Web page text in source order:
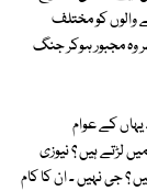
والوں کو مختلف
وہ مجبور ہوکر جنگ
کے عوام
لڑتے ہیں ؟ نیوزی
؟ جی نہیں ۔ ان کا کام